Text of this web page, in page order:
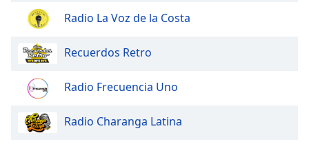
Radio La Voz de la Costa
Recuerdos Retro
Radio Frecuencia Uno
Radio Charanga Latina